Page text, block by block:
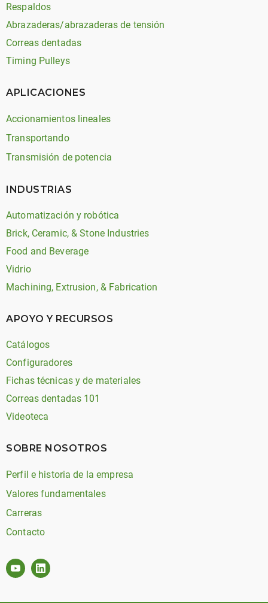
Respaldos
Abrazaderas/abrazaderas de tensión
Correas dentadas
Timing Pulleys
APLICACIONES
Accionamientos lineales
Transportando
Transmisión de potencia
INDUSTRIAS
Automatización y robótica
Brick, Ceramic, & Stone Industries
Food and Beverage
Vidrio
Machining, Extrusion, & Fabrication
APOYO Y RECURSOS
Catálogos
Configuradores
Fichas técnicas y de materiales
Correas dentadas 101
Videoteca
SOBRE NOSOTROS
Perfil e historia de la empresa
Valores fundamentales
Carreras
Contacto